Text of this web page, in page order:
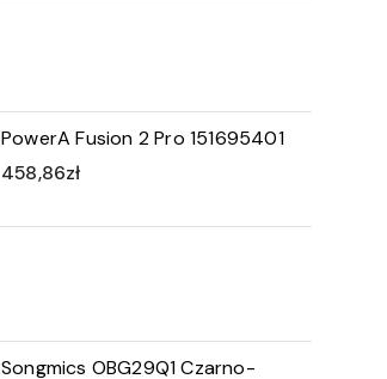
PowerA Fusion 2 Pro 151695401
458,86zł
Songmics OBG29Q1 Czarno-